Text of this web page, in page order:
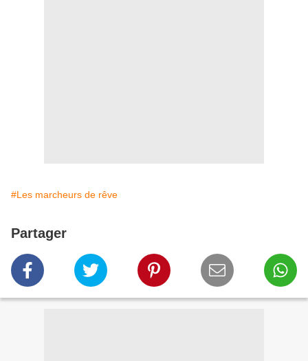
#Les marcheurs de rêve
Partager